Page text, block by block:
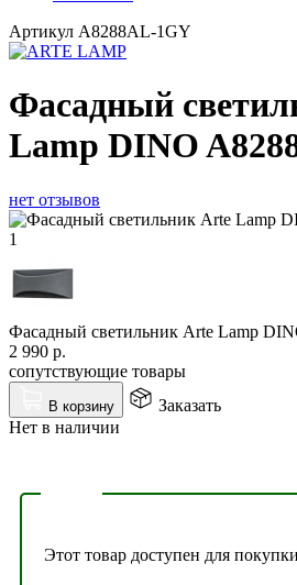
Артикул A8288AL-1GY
Фасадный
Lamp DINO
нет отзывов
Фасадный светильник Arte Lamp
2 990 р.
сопутствующие товары
В корзину
Заказать
Нет в наличии
Этот товар доступен для